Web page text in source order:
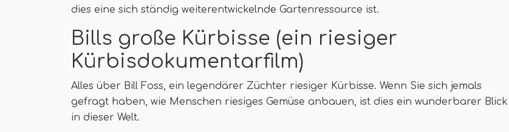
dies eine sich ständig weiterentwickelnde Gartenressource ist.
Bills große Kürbisse (ein riesiger
Kürbisdokumentarfilm)
Alles über Bill Foss, ein legendärer Züchter riesiger Kürbisse. Wenn Sie sich jemals
gefragt haben, wie Menschen riesiges Gemüse anbauen, ist dies ein wunderbarer Blick
in dieser Welt.